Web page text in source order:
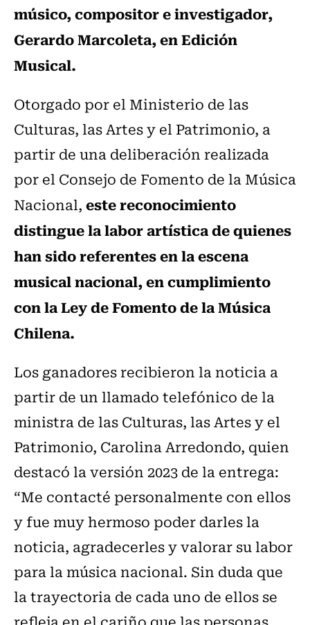
músico, compositor e investigador,
Gerardo Marcoleta, en Edición
Musical.
Otorgado por el Ministerio de las
Culturas, las Artes y el Patrimonio, a
partir de una deliberación realizada
por el Consejo de Fomento de la Música
Nacional,este reconocimiento
distingue la labor artística de quienes
han sido referentes en la escena
musical nacional, en cumplimiento
con la Ley de Fomento de la Música
Chilena.
Los ganadores recibieron la noticia a
partir de un llamado telefónico de la
ministra de las Culturas, las Artes y el
Patrimonio, Carolina Arredondo, quien
destacó la versión 2023 de la entrega:
“Me contacté personalmente con ellos
y fue muy hermoso poder darles la
noticia, agradecerles y valorar su labor
para la música nacional. Sin duda que
la trayectoria de cada uno de ellos se